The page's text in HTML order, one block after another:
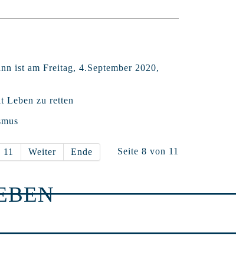
ist am Freitag, 4.September 2020,
Leben zu retten
Seite 8 von 11
11 Weiter Ende